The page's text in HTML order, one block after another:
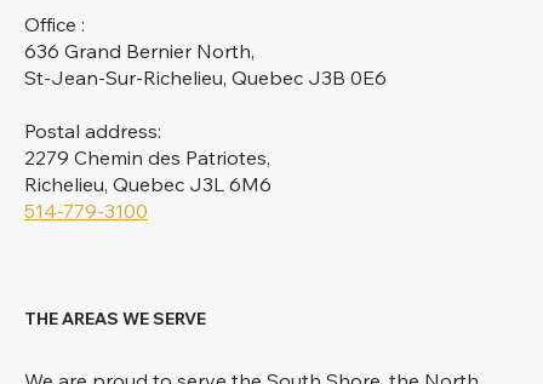
Office :
636 Grand Bernier North,
St-Jean-Sur-Richelieu, Quebec J3B 0E6
Postal address:
2279 Chemin des Patriotes,
Richelieu, Quebec J3L 6M6
514-779-3100
THE AREAS WE SERVE